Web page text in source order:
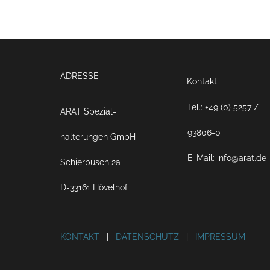
ADRESSE
ARAT Spezial­
halterungen GmbH
Schierbusch 2a
D-33161 Hövelhof
Kontakt
Tel.: +49 (0) 5257 /
93806-0
E-Mail: info@arat.de
KONTAKT DATENSCHUTZ IMPRESSUM